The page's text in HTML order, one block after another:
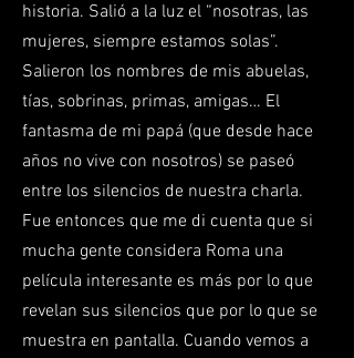
historia. Salió a la luz el “nosotras, las
mujeres, siempre estamos solas”.
Salieron los nombres de mis abuelas,
tías, sobrinas, primas, amigas… El
fantasma de mi papá (que desde hace
años no vive con nosotros) se paseó
entre los silencios de nuestra charla.
Fue entonces que me di cuenta que si
mucha gente considera Roma una
película interesante es más por lo que
revelan sus silencios que por lo que se
muestra en pantalla. Cuando vemos a